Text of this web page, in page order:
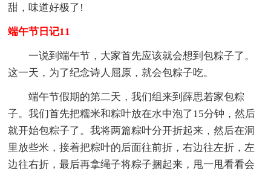
甜，味道好极了!
端午节日记11
一说到端午节，大家首先应该就会想到包粽子了。
这一天，为了纪念诗人屈原，就会包粽子吃。
端午节假期的第二天，我们组来到薛思若家包粽
子。我们首先把糯米和粽叶放在水中泡了15分钟，然后
就开始包粽子了。我将两篇粽叶分开折起来，然后在洞
里放些米，接着把粽叶的后面往前折，右边往左折，左
边往右折，最后再拿绳子将粽子捆起来，甩一甩看看会